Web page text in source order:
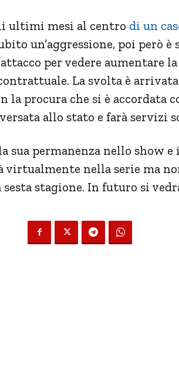
ultimi mesi al centro di un
un’aggressione, poi però
per vedere aumentare
La svolta è
procura che si è accordata
allo stato e farà servizi
sua permanenza nello show e
virtualmente nella serie ma
stagione. In futuro si